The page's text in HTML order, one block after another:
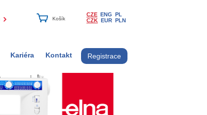
CZE ENG PL
CZK EUR PLN
Kariéra Kontakt Registrace